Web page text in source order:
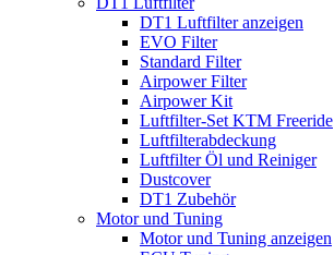
DT1 Luftfilter anzeigen
EVO Filter
Standard Filter
Airpower Filter
Airpower Kit
Luftfilter-Set KTM Freeride
Luftfilterabdeckung
Luftfilter Öl und Reiniger
Dustcover
DT1 Zubehör
Motor und Tuning
Motor und Tuning anzeigen